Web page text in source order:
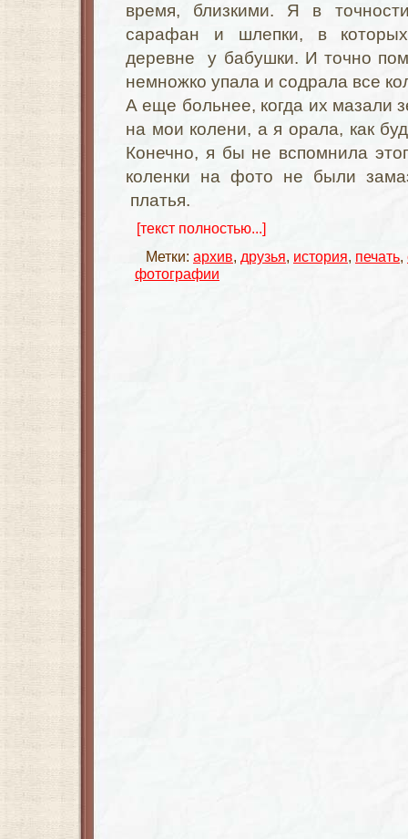
время, близкими. Я в
сарафан и шлепки, в
деревне у бабушки. И точно
немножко упала и содрала все
А еще больнее, когда их мазали
на мои колени, а я орала, как
Конечно, я бы не вспомнила
коленки на фото не были
платья.
[текст полностью...]
Метки: архив, друзья, история, печать,
фотографии